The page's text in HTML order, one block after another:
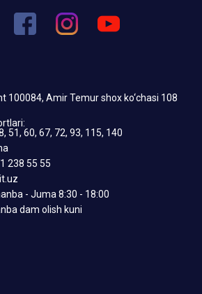
100084, Amir Temur shox ko‘chasi 108
51, 60, 67, 72, 93, 115, 140
238 55 55
- Juma 8:30 - 18:00
dam olish kuni